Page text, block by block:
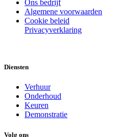
Ons bedrijf
Algemene voorwaarden
Cookie beleid
Privacyverklaring
Diensten
Verhuur
Onderhoud
Keuren
Demonstratie
Volg ons